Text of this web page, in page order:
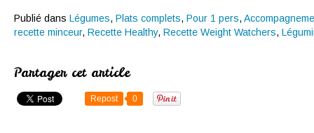
Publié dans Légumes, Plats complets, Pour 1 pers,
recette minceur, Recette Healthy, Recette Weight Watchers,
Partager cet article
Repost 0